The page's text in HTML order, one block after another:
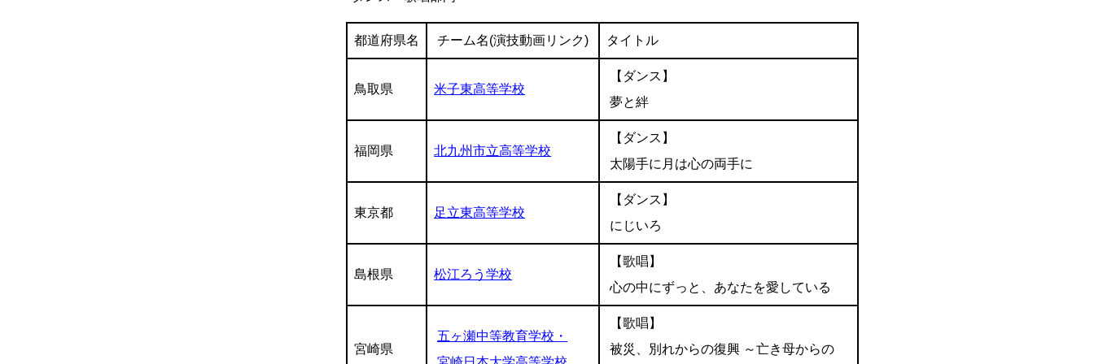
都道府県名 チーム名(演技動画リンク) タイトル
鳥取県 米子東高等学校
【ダンス】
夢と絆
福岡県 北九州市立高等学校
【ダンス】
太陽手に月は心の両手に
東京都 足立東高等学校
【ダンス】
にじいろ
島根県 松江ろう学校
【歌唱】
心の中にずっと、あなたを愛している
宮崎県
五ヶ瀬中等教育学校・
【歌唱】
被災、別れからの復興 ～亡き母からの